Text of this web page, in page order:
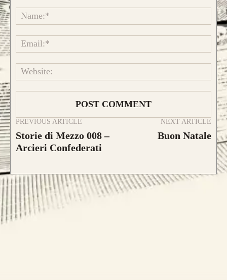
CONFIGURA E ORDINA IL
TUO LONGBOW
PREVIOUS ARTICLE
Storie di Mezzo 008 –
Arcieri Confederati
NEXT ARTICLE
Buon Natale